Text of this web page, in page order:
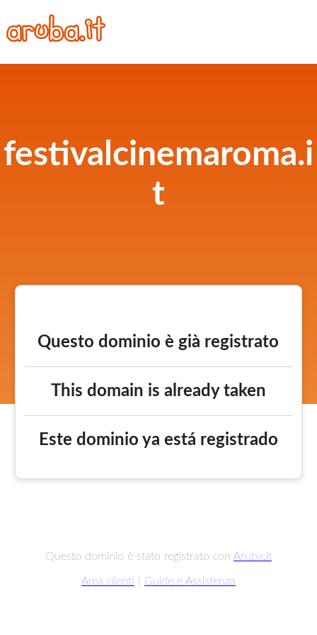
festivalcinemaroma.i
t
Questo dominio è già registrato
This domain is already taken
Este dominio ya está registrado
Questo dominio è stato registrato con Aruba.it
Area clienti Guide e Assistenza